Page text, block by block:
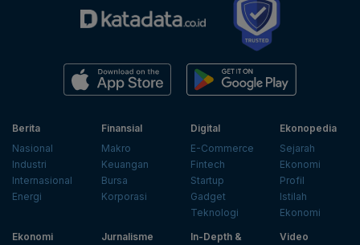
Berita
Nasional
Industri
Internasional
Energi
Finansial
Makro
Keuangan
Bursa
Korporasi
Digital
E-Commerce
Fintech
Startup
Gadget
Teknologi
Ekonopedia
Sejarah
Ekonomi
Profil
Istilah
Ekonomi
Ekonomi
Jurnalisme
In-Depth &
Video